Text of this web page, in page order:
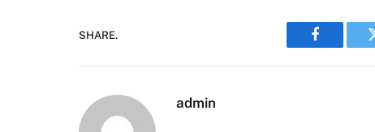
SHARE.
Facebook
admin